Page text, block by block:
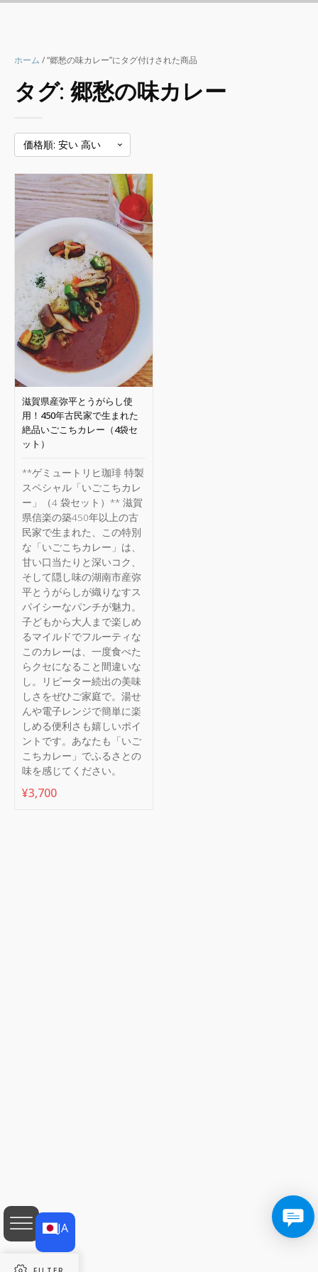
ホーム / “郷愁の味カレー”にタグ付けされた商品
タグ: 郷愁の味カレー
滋賀県産弥平とうがらし使
用！450年古民家で生まれた
絶品いごこちカレー（4袋セ
ット）
**ゲミュートリヒ珈琲 特製
スペシャル「いごこちカレ
ー」（4 袋セット）** 滋賀
県信楽の築450年以上の古
民家で生まれた、この特別
な「いごこちカレー」は、
甘い口当たりと深いコク、
そして隠し味の湖南市産弥
平とうがらしが織りなすス
パイシーなパンチが魅力。
子どもから大人まで楽しめ
るマイルドでフルーティな
このカレーは、一度食べた
らクセになること間違いな
し。リピーター続出の美味
しさをぜひご家庭で。湯せ
んや電子レンジで簡単に楽
しめる便利さも嬉しいポイ
ントです。あなたも「いご
こちカレー」でふるさとの
味を感じてください。
¥3,700
JA SQ